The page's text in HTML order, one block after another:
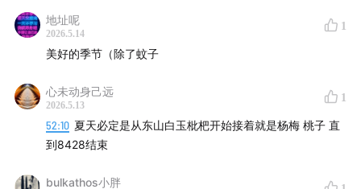
后期 / 卷圈
运营 / 卷圈
监制 / 姝琦
产品统筹 / bobo
【联系我们】
希望大家在听友群和评论区多多反馈收听感受，这对我们
地址呢
2026.5.14
1
美好的季节（除了蚊子
心未动身己远
2026.5.13
1
52:10 夏天必定是从东山白玉枇杷开始接着就是杨梅 桃子 直
到8428结束
bulkathos小胖